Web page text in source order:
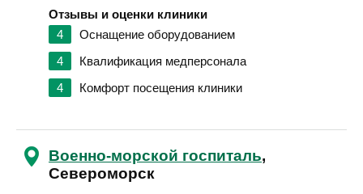
Отзывы и оценки клиники
4
Оснащение оборудованием
4
Квалификация медперсонала
4
Комфорт посещения клиники
Военно-морской госпиталь,
Североморск